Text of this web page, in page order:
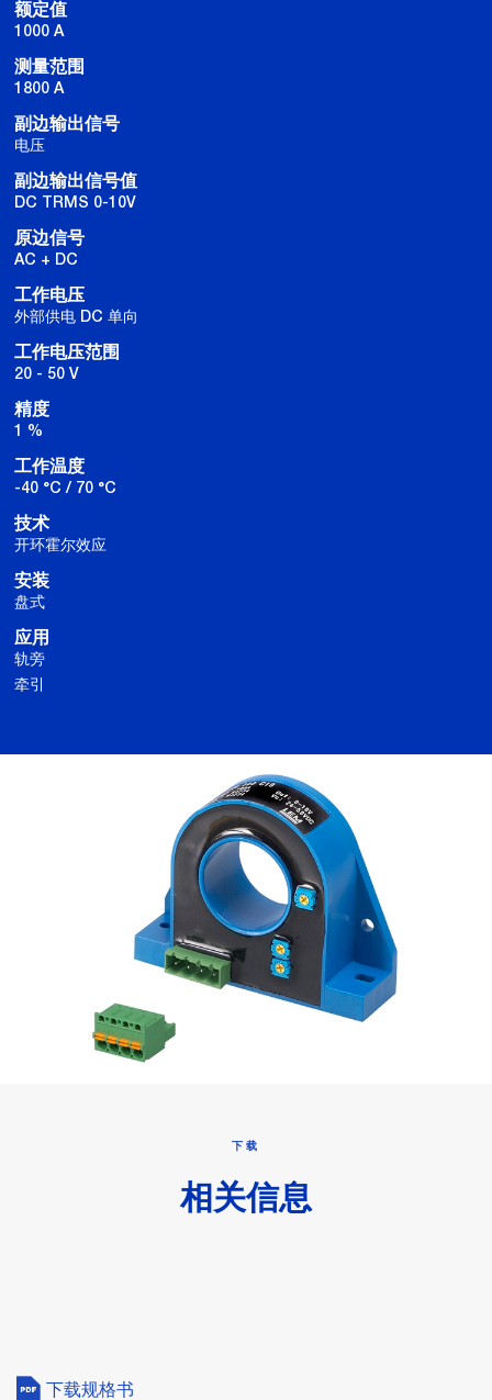
额定值
1000 A
测量范围
1800 A
副边输出信号
电压
副边输出信号值
DC TRMS 0-10V
原边信号
AC + DC
工作电压
外部供电 DC 单向
工作电压范围
20 - 50 V
精度
1 %
工作温度
-40 °C / 70 °C
技术
开环霍尔效应
安装
盘式
应用
轨旁
牵引
下载
相关信息
下载规格书